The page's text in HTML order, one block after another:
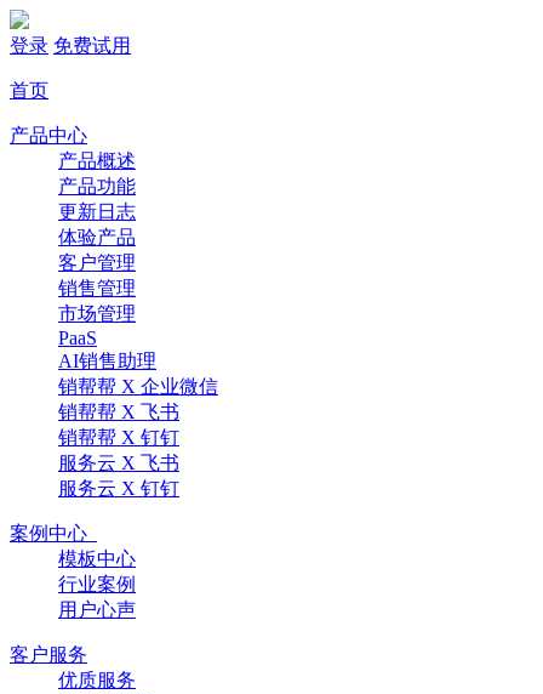
登录 免费试用
首页
产品中心
产品概述
产品功能
更新日志
体验产品
客户管理
销售管理
市场管理
PaaS
AI销售助理
销帮帮 X 企业微信
销帮帮 X 飞书
销帮帮 X 钉钉
服务云 X 飞书
服务云 X 钉钉
案例中心
模板中心
行业案例
用户心声
客户服务
优质服务